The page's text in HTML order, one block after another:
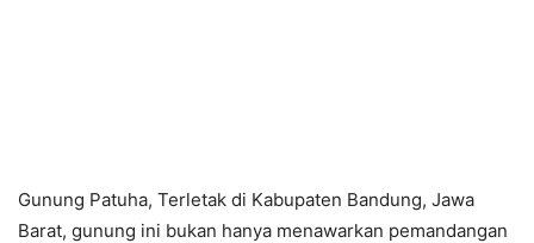
Gunung Patuha, Terletak di Kabupaten Bandung, Jawa
Barat, gunung ini bukan hanya menawarkan pemandangan